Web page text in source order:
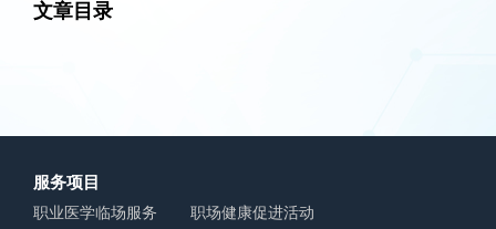
文章目录
服务项目
职业医学临场服务
职场健康促进活动